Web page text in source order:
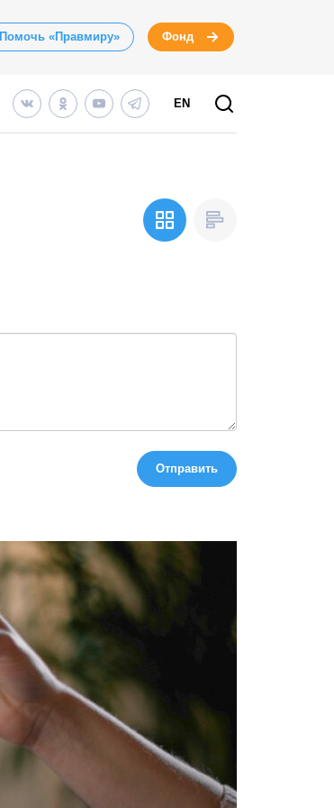
Помочь «Правмиру» Фонд
EN